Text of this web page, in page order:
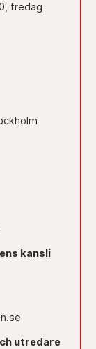
fredag
kansli
utredare